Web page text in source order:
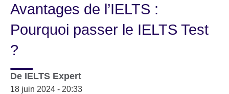
language
Avantages de l’IELTS :
Pourquoi passer le IELTS Test
?
De IELTS Expert
18 juin 2024 - 20:33